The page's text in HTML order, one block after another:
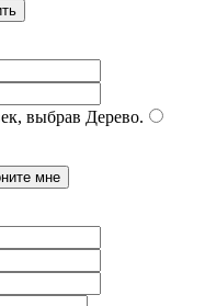
выбрав Дерево.